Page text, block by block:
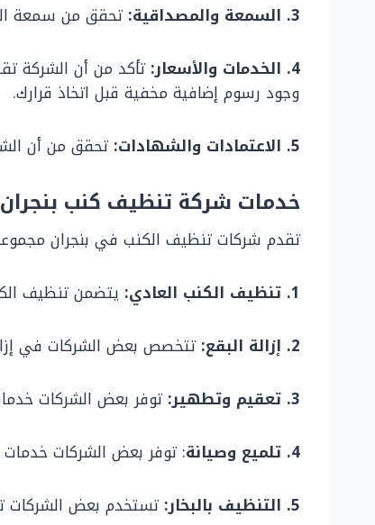
3. السمعة والمصداقية:
تحقق من سمعة
4. الخدمات والأسعار:
تأكد من أن الشركة
وجود رسوم إضافية مخفية قبل اتخاذ قرارك.
5. الاعتمادات والشهادات:
تحقق من أن
خدمات شركة تنظيف كنب بنجران
تقدم شركات تنظيف الكنب في بنجران
1. تنظيف الكنب العادي:
يتضمن تنظيف
2. إزالة البقع:
تتخصص بعض الشركات في
3. تعقيم وتطهير:
توفر بعض الشركات
4. تلميع وصيانة
: توفر بعض الشركات خدمات
5. التنظيف بالبخار:
تستخدم بعض الشركات